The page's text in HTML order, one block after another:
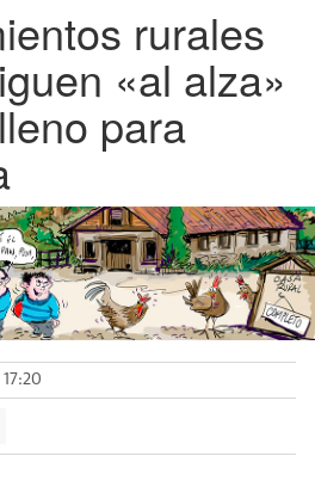
rurales
«al alza»
para
17:20